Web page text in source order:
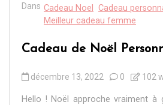
Dans Cadeau Noel Cadeau
Meilleur cadeau femme
Cadeau de Noël
décembre 13, 2022 0 102
Hello ! Noël approche vraiment à